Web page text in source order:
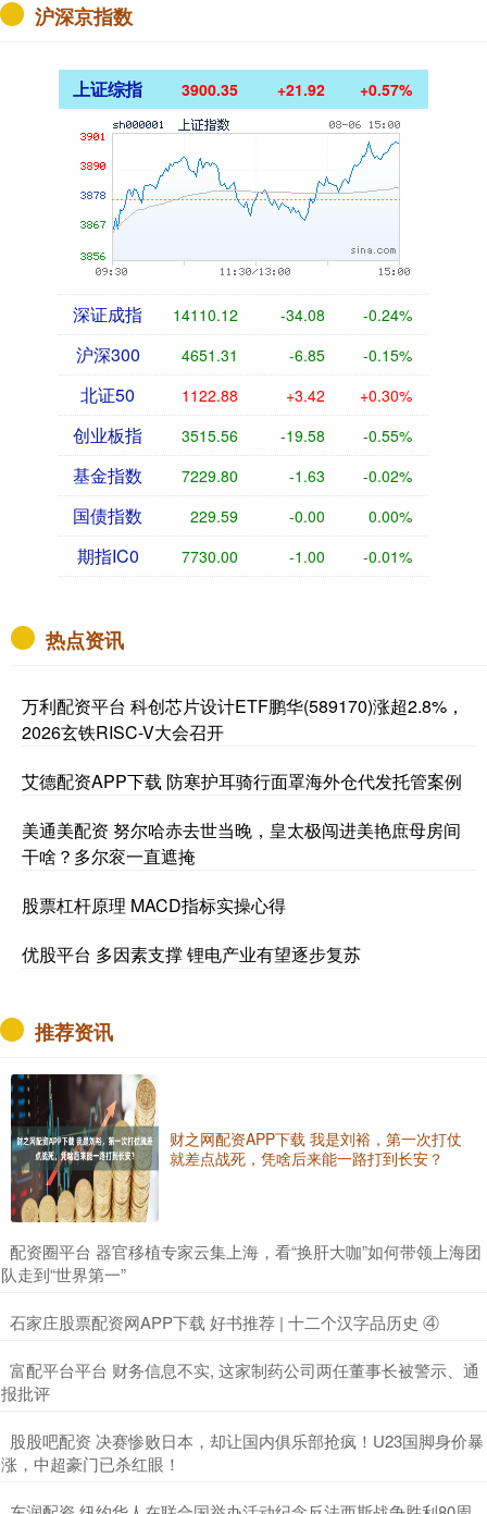
沪深京指数
上证综指 3900.35 +21.92 +0.57%
深证成指 14110.12 -34.08 -0.24%
沪深300 4651.31 -6.85 -0.15%
北证50 1122.88 +3.42 +0.30%
创业板指 3515.56 -19.58 -0.55%
基金指数 7229.80 -1.63 -0.02%
国债指数 229.59 -0.00 0.00%
期指IC0 7730.00 -1.00 -0.01%
热点资讯
万利配资平台 科创芯片设计ETF鹏华(589170)涨超2.8%，
2026玄铁RISC-V大会召开
艾德配资APP下载 防寒护耳骑行面罩海外仓代发托管案例
美通美配资 努尔哈赤去世当晚，皇太极闯进美艳庶母房间
干啥？多尔衮一直遮掩
股票杠杆原理 MACD指标实操心得
优股平台 多因素支撑 锂电产业有望逐步复苏
推荐资讯
财之网配资APP下载 我是刘裕，第一次打仗
就差点战死，凭啥后来能一路打到长安？
​配资圈平台 器官移植专家云集上海，看“换肝大咖”如何带领上海团
队走到“世界第一”
​石家庄股票配资网APP下载 好书推荐 | 十二个汉字品历史 ④
​富配平台平台 财务信息不实, 这家制药公司两任董事长被警示、通
报批评
​股股吧配资 决赛惨败日本，却让国内俱乐部抢疯！U23国脚身价暴
涨，中超豪门已杀红眼！